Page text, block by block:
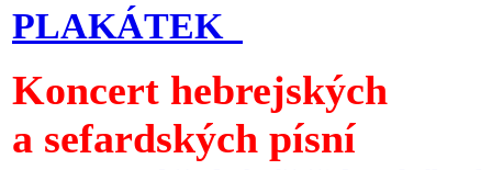
PLAKÁTEK
Koncert hebrejských
a sefardských písní